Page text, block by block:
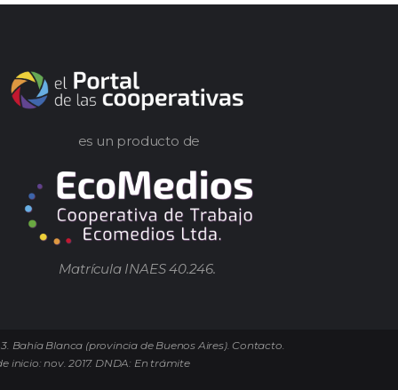
es un producto de
Matrícula INAES 40.246.
Bahía Blanca (provincia de Buenos Aires). Contacto.
inicio: nov. 2017. DNDA: En trámite